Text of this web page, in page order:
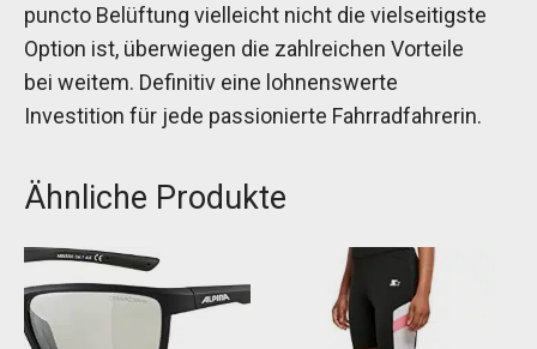
puncto Belüftung vielleicht nicht die vielseitigste
Option ist, überwiegen die zahlreichen Vorteile
bei weitem. Definitiv eine lohnenswerte
Investition für jede passionierte Fahrradfahrerin.
Ähnliche Produkte